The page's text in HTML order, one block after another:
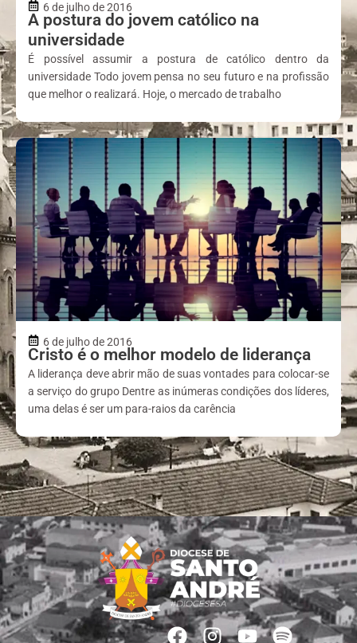
6 de julho de 2016
A postura do jovem católico na
universidade
É possível assumir a postura de católico dentro da
universidade Todo jovem pensa no seu futuro e na profissão
que melhor o realizará. Hoje, o mercado de trabalho
6 de julho de 2016
Cristo é o melhor modelo de liderança
A liderança deve abrir mão de suas vontades para colocar-se
a serviço do grupo Dentre as inúmeras condições dos líderes,
uma delas é ser um para-raios da carência